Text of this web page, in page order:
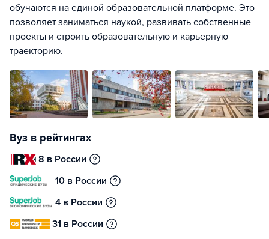
обучаются на единой образовательной платформе. Это
позволяет заниматься наукой, развивать собственные
проекты и строить образовательную и карьерную
траекторию.
Вуз в рейтингах
8 в России
10 в России
4 в России
31 в России